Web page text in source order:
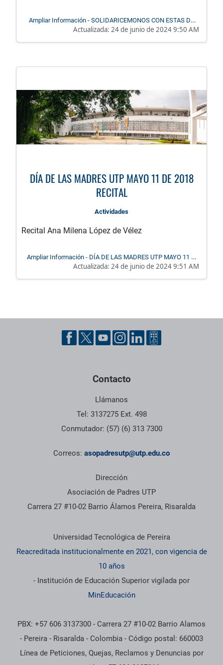
Ampliar Información - SOLIDARICEMONOS CON ESTAS DOS
ESTUDIANTES
Actualizada: 24 de junio de 2024 9:50 AM
DÍA DE LAS MADRES UTP MAYO 11 DE 2018
RECITAL
Actividades
Recital Ana Milena López de Vélez
Ampliar Información - DÍA DE LAS MADRES UTP MAYO 11 DE
2018 RECITAL
Actualizada: 24 de junio de 2024 9:51 AM
Pie de página con información de contacto, redes sociales y
Contacto
Llámanos
Tel: 3137275 Ext. 498
Conmutador: (57) (6) 313 7300
Correos: asopadresutp@utp.edu.co
Dirección
Asociación de Padres UTP
Carrera 27 #10-02 Barrio Álamos Pereira, Risaralda
Información institucional
Universidad Tecnológica de Pereira
Reacreditada institucionalmente en 2021, con vigencia de
10 años
- Institución de Educación Superior vigilada por
MinEducación
PBX: +57 606 3137300 - Carrera 27 #10-02 Barrio Alamos
- Pereira - Risaralda - Colombia - Código postal: 660003
Línea de Peticiones, Quejas, Reclamos y Denuncias por